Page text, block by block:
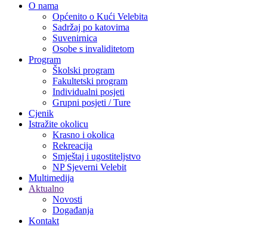
O nama
Općenito o Kući Velebita
Sadržaj po katovima
Suvenirnica
Osobe s invaliditetom
Program
Školski program
Fakultetski program
Individualni posjeti
Grupni posjeti / Ture
Cjenik
Istražite okolicu
Krasno i okolica
Rekreacija
Smještaj i ugostiteljstvo
NP Sjeverni Velebit
Multimedija
Aktualno
Novosti
Događanja
Kontakt